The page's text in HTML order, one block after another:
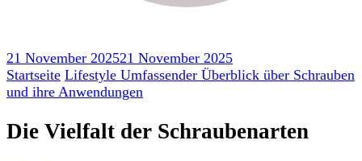
21 November 202521 November 2025
Startseite Lifestyle Umfassender Überblick über Schrauben
und ihre Anwendungen
Die Vielfalt der Schraubenarten